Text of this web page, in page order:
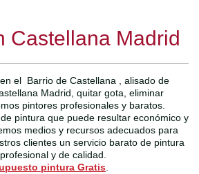
Castellana Madrid
el Barrio de Castellana , alisado de
Madrid, quitar gota, eliminar
pintores profesionales y baratos.
pintura que puede resultar económico y
medios y recursos adecuados para
clientes un servicio barato de pintura
y de calidad.
pintura Gratis.